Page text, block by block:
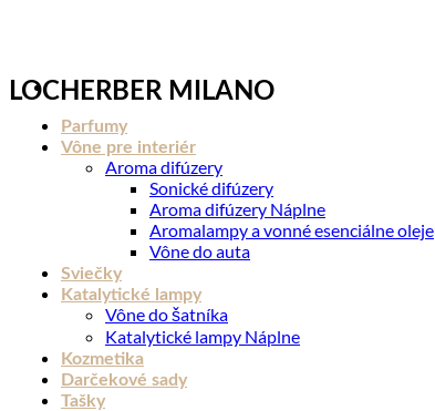
Parfumy
Vône pre interiér
Aroma difúzery
Sonické difúzery
Aroma difúzery Náplne
Aromalampy a vonné esenciálne oleje
Vône do auta
Sviečky
Katalytické lampy
Vône do šatníka
Katalytické lampy Náplne
Kozmetika
Darčekové sady
Tašky
LOCHERBER MILANO